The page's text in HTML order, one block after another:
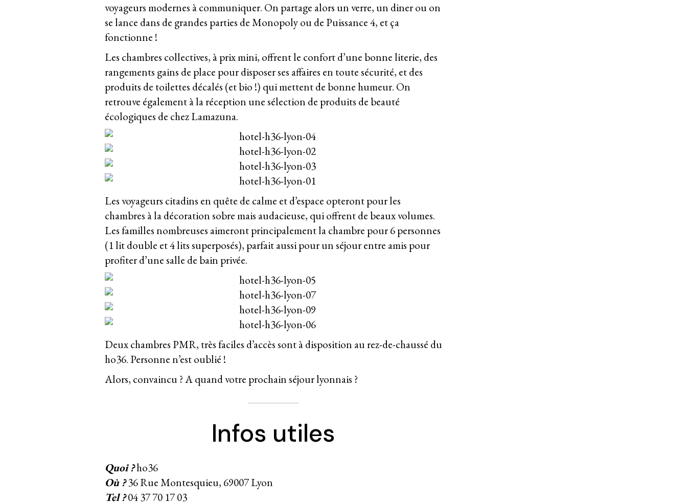
voyageurs modernes à communiquer. On partage alors un verre, un diner ou on
se lance dans de grandes parties de Monopoly ou de Puissance 4, et ça
fonctionne !
Les chambres collectives, à prix mini, offrent le confort d’une bonne literie, des
rangements gains de place pour disposer ses affaires en toute sécurité, et des
produits de toilettes décalés (et bio !) qui mettent de bonne humeur. On
retrouve également à la réception une sélection de produits de beauté
écologiques de chez Lamazuna.
Les voyageurs citadins en quête de calme et d’espace opteront pour les
chambres à la décoration sobre mais audacieuse, qui offrent de beaux volumes.
Les familles nombreuses aimeront principalement la chambre pour 6 personnes
(1 lit double et 4 lits superposés), parfait aussi pour un séjour entre amis pour
profiter d’une salle de bain privée.
Deux chambres PMR, très faciles d’accès sont à disposition au rez-de-chaussé du
ho36. Personne n’est oublié !
Alors, convaincu ? A quand votre prochain séjour lyonnais ?
Infos utiles
Quoi ?ho36
Où ? 36 Rue Montesquieu, 69007 Lyon
Tel ? 04 37 70 17 03